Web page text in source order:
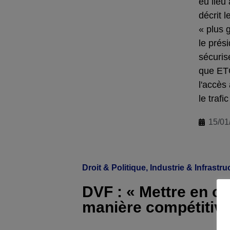
décrit
« plus
le
que
l'accès
le
15/
Droit & Politique, Industrie &
DVF : « Mettre en
manière